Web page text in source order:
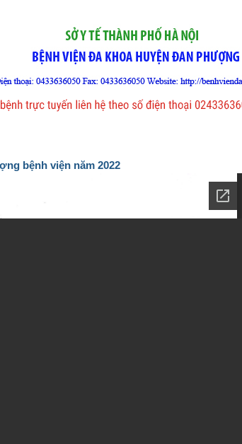
bệnh viện năm 2022